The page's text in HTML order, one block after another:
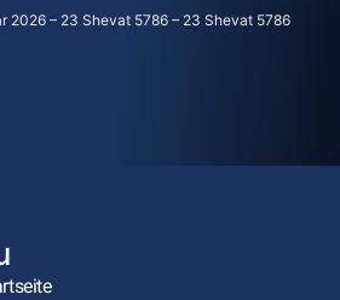
2026 – 23 Shevat 5786 – 23 Shevat 5786